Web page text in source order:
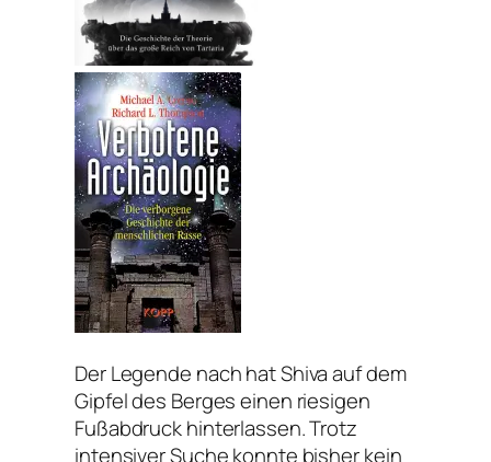
Der Legende nach hat Shiva auf dem
Gipfel des Berges einen riesigen
Fußabdruck hinterlassen. Trotz
intensiver Suche konnte bisher kein